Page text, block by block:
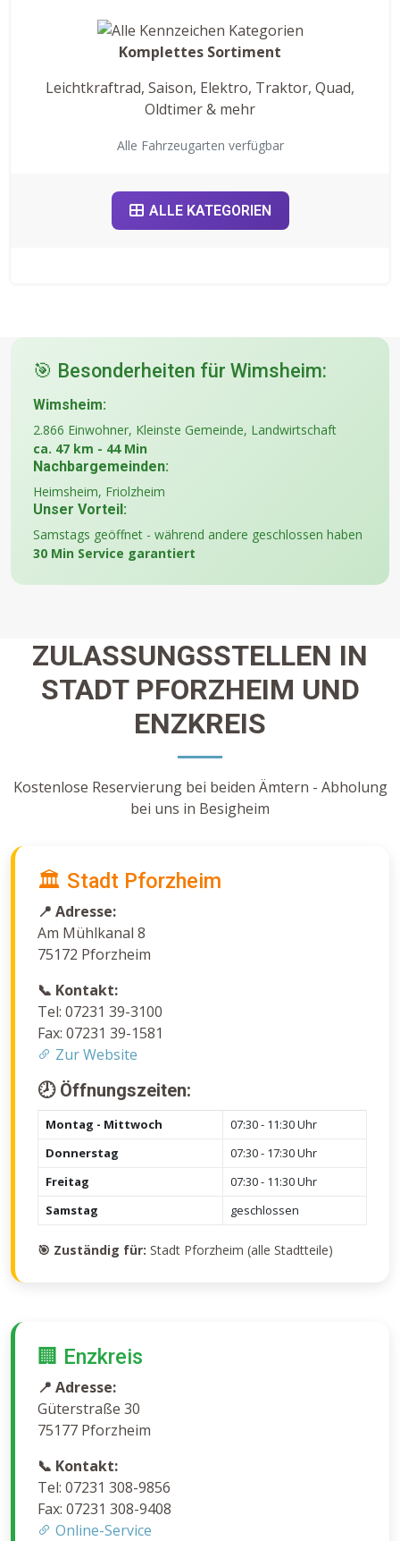
Komplettes Sortiment
Leichtkraftrad, Saison, Elektro, Traktor, Quad,
Oldtimer & mehr
Alle Fahrzeugarten verfügbar
ALLE KATEGORIEN
🎯 Besonderheiten für Wimsheim:
Wimsheim:
2.866 Einwohner, Kleinste Gemeinde, Landwirtschaft
ca. 47 km - 44 Min
Nachbargemeinden:
Heimsheim, Friolzheim
Unser Vorteil:
Samstags geöffnet - während andere geschlossen haben
30 Min Service garantiert
ZULASSUNGSSTELLEN IN
STADT PFORZHEIM UND
ENZKREIS
Kostenlose Reservierung bei beiden Ämtern - Abholung
bei uns in Besigheim
🏛️ Stadt Pforzheim
📍 Adresse:
Am Mühlkanal 8
75172 Pforzheim
📞 Kontakt:
Tel: 07231 39-3100
Fax: 07231 39-1581
Zur Website
🕗 Öffnungszeiten:
Montag - Mittwoch
07:30 - 11:30 Uhr
Donnerstag
07:30 - 17:30 Uhr
Freitag
07:30 - 11:30 Uhr
Samstag
geschlossen
🎯 Zuständig für: Stadt Pforzheim (alle Stadtteile)
🏢 Enzkreis
📍 Adresse:
Güterstraße 30
75177 Pforzheim
📞 Kontakt:
Tel: 07231 308-9856
Fax: 07231 308-9408
Online-Service